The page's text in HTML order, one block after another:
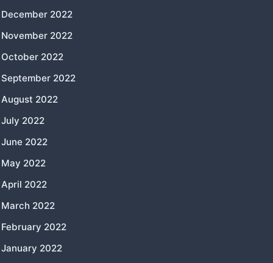
December 2022
November 2022
October 2022
September 2022
August 2022
July 2022
June 2022
May 2022
April 2022
March 2022
February 2022
January 2022